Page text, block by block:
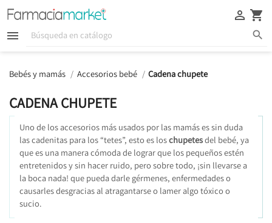
  
 
Bebés y mamás Accesorios bebé Cadena chupete
CADENA CHUPETE
Uno de los accesorios más usados por las mamás es sin duda
las cadenitas para los “tetes”, esto es loschupetesdel bebé, ya
que es una manera cómoda de lograr que los pequeños estén
entretenidos y sin hacer ruido, pero sobre todo, ¡sin llevarse a
la boca nada! que pueda darle gérmenes, enfermedades o
causarles desgracias al atragantarse o lamer algo tóxico o
sucio.